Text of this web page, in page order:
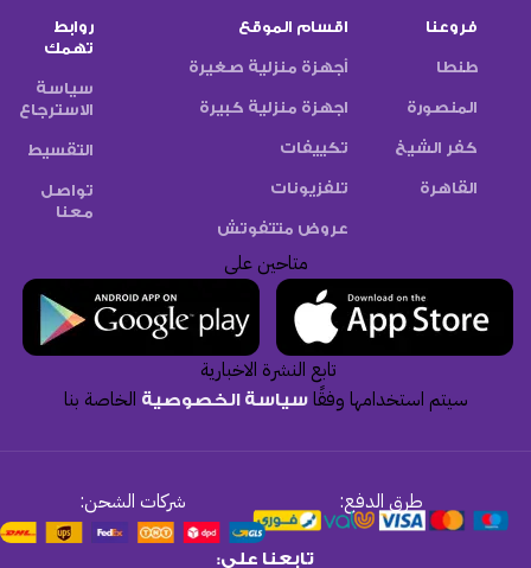
فروعنا
طنطا
المنصورة
كفر الشيخ
القاهرة
اقسام الموقع
أجهزة منزلية صغيرة
اجهزة منزلية كبيرة
تكييفات
تلفزيونات
عروض متتفوتش
روابط
تهمك
سياسة
الاسترجاع
التقسيط
تواصل
معنا
متاحين على
تابع النشرة الاخبارية
سيتم استخدامها وفقًاسياسة الخصوصية الخاصة بنا
طرق الدفع: شركات الشحن:
تابعنا على: